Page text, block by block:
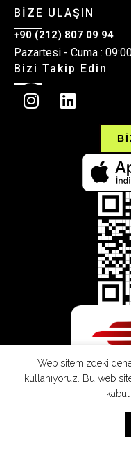
BİZE ULAŞIN
+90 (212) 807 09 94
Pazartesi - Cuma :
Bizi Takip Edin
Web sitemizdeki
kullanıyoruz. Bu web